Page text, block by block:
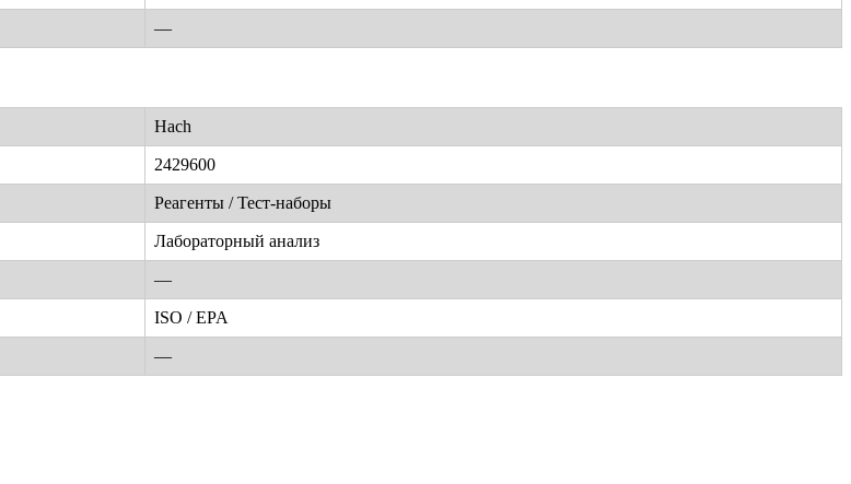
—
Hach
2429600
Реагенты / Тест-наборы
Лабораторный анализ
—
ISO / EPA
—